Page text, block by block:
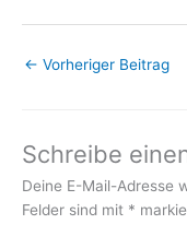
← Vorheriger Beitrag
Schreibe
Deine E-Mail-Adresse
Felder sind mit *